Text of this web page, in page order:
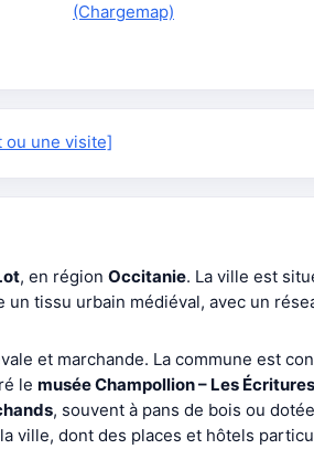
(Chargemap)
ou une visite]
, en région Occitanie. La ville est
un tissu urbain médiéval, avec un
et marchande. La commune est
le musée Champollion – Les
, souvent à pans de bois ou
ville, dont des places et hôtels